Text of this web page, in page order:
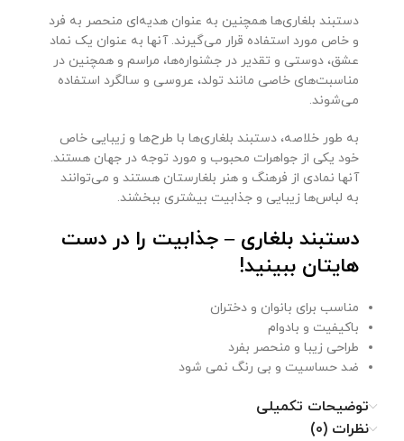
دستبند بلغاری‌ها همچنین به عنوان هدیه‌ای منحصر به فرد
و خاص مورد استفاده قرار می‌گیرند. آنها به عنوان یک نماد
عشق، دوستی و تقدیر در جشنواره‌ها، مراسم و همچنین در
مناسبت‌های خاصی مانند تولد، عروسی و سالگرد استفاده
می‌شوند.
به طور خلاصه، دستبند بلغاری‌ها با طرح‌ها و زیبایی خاص
خود یکی از جواهرات محبوب و مورد توجه در جهان هستند.
آنها نمادی از فرهنگ و هنر بلغارستان هستند و می‌توانند
به لباس‌ها زیبایی و جذابیت بیشتری ببخشند.
دستبند بلغاری – جذابیت را در دست
هایتان ببینید!
مناسب برای بانوان و دختران
باکیفیت و بادوام
طراحی زیبا و منحصر بفرد
ضد حساسیت و بی رنگ نمی شود
توضیحات تکمیلی
نظرات (0)